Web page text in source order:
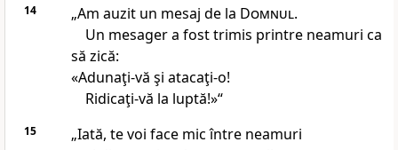
14 „Am auzit un mesaj de la Domnul.
Un mesager a fost trimis printre neamuri ca
să zică:
«Adunaţi-vă şi atacaţi-o!
Ridicaţi-vă la luptă!»“
15
„Iată, te voi face mic între neamuri